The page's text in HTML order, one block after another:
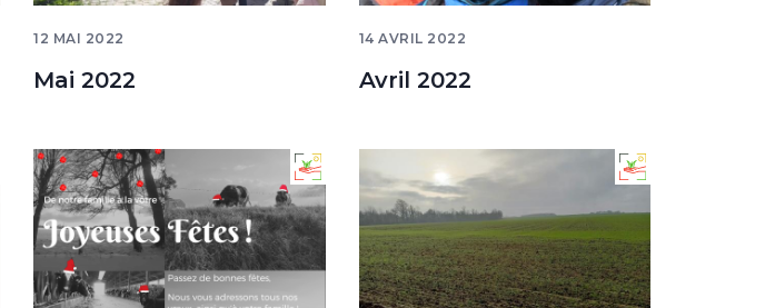
12 MAI 2022
Mai 2022
14 AVRIL 2022
Avril 2022